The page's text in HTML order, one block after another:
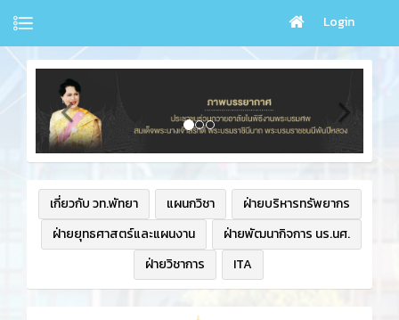
Login
เกี่ยวกับ วท.พัทยา แผนกวิชา
ฝ่ายบริหารทรัพยากร
ฝ่ายยุทธศาสตร์และแผนงาน
ฝ่ายพัฒนากิจการ นร.นศ.
ฝ่ายวิชาการ
ITA